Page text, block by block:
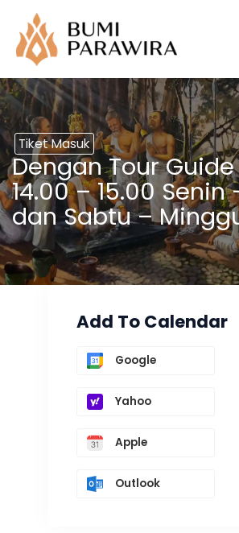
konten
Tiket Masuk
Dengan Tour
14.00 – 15.00 Senin
dan Sabtu –
Add To Calendar
Google
Yahoo
Apple
Outlook